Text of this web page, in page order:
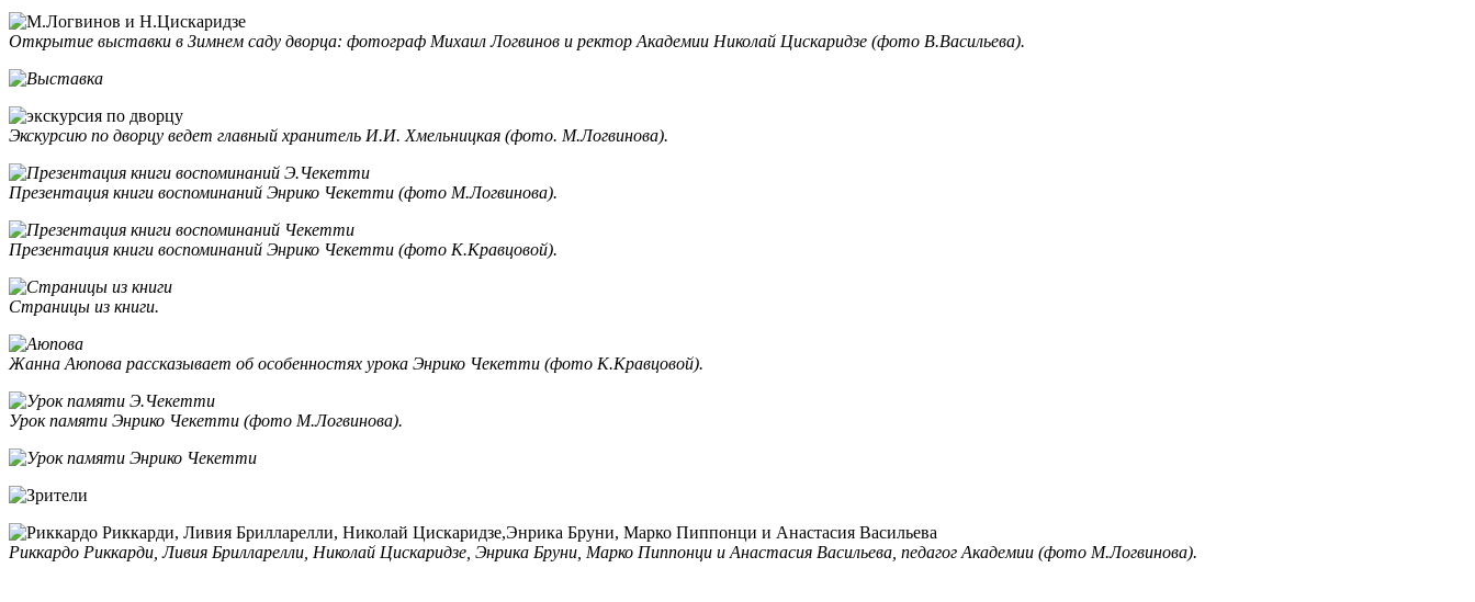
Открытие выставки в Зимнем саду дворца: фотограф Михаил Логвинов и ректор Академии Николай Цискаридзе (фото В.Васильева).
Экскурсию по дворцу ведет главный хранитель И.И. Хмельницкая (фото. М.Логвинова).
Презентация книги воспоминаний Энрико Чекетти (фото М.Логвинова).
Презентация книги воспоминаний Энрико Чекетти (фото К.Кравцовой).
Страницы из книги.
Жанна Аюпова рассказывает об особенностях урока Энрико Чекетти (фото К.Кравцовой).
Урок памяти Энрико Чекетти (фото М.Логвинова).
Риккардо Риккарди, Ливия Брилларелли, Николай Цискаридзе, Энрика Бруни, Марко Пиппонци и Анастасия Васильева, педагог Академии (фото М.Логвинова).